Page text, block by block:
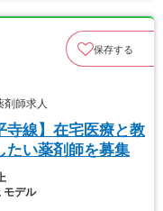
保存する
師求人
寺線】在宅医療と教
たい薬剤師を募集
モデル